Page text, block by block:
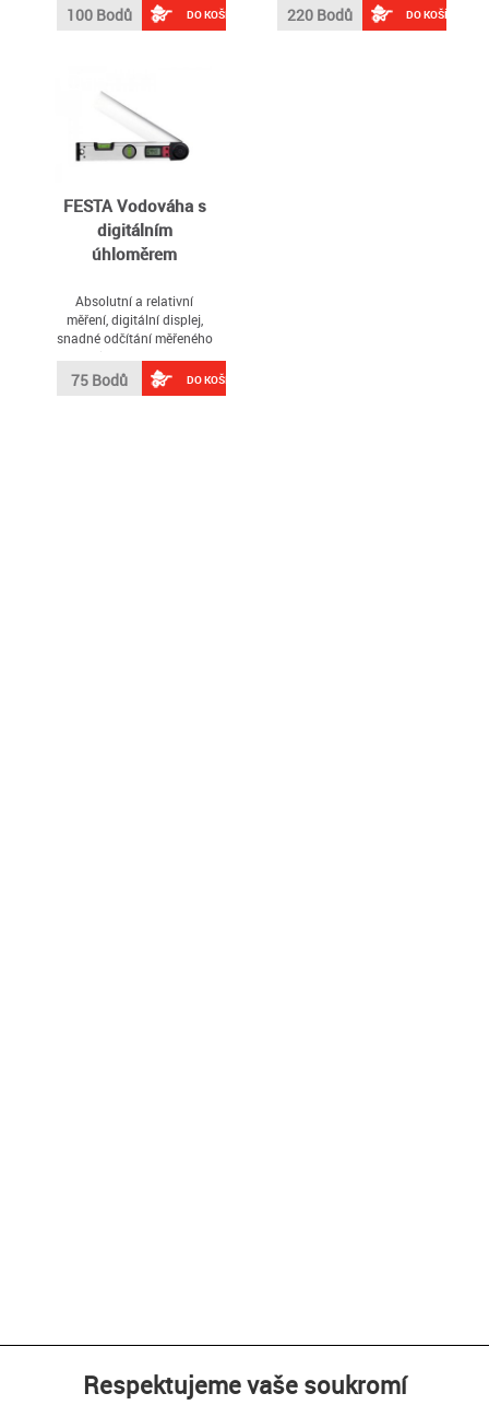
samostatně obj
100 Bodů DO KOŠÍKU
pro např
220 Bodů DO KOŠÍKU
FESTA Vodováha s
digitálním
úhloměrem
Absolutní a relativní
měření, digitální displej,
snadné odčítání měřeného
úhlu, posuzování
horizontální a vertikální
roviny
75 Bodů DO KOŠÍKU
Respektujeme vaše soukromí